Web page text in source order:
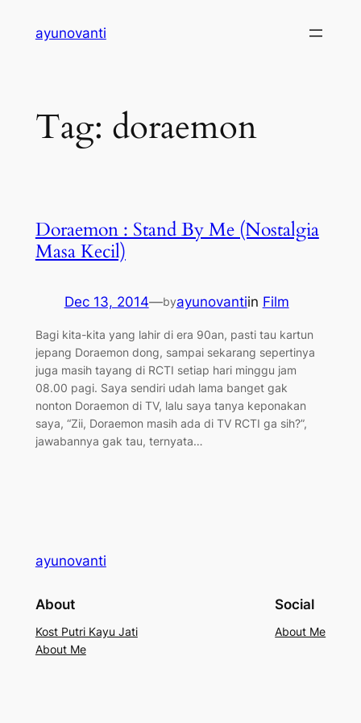
ayunovanti
Tag: doraemon
Doraemon : Stand By Me (Nostalgia
Masa Kecil)
Dec 13, 2014—byayunovantiin Film
Bagi kita-kita yang lahir di era 90an, pasti tau kartun
jepang Doraemon dong, sampai sekarang sepertinya
juga masih tayang di RCTI setiap hari minggu jam
08.00 pagi. Saya sendiri udah lama banget gak
nonton Doraemon di TV, lalu saya tanya keponakan
saya, “Zii, Doraemon masih ada di TV RCTI ga sih?”,
jawabannya gak tau, ternyata…
ayunovanti
About
Kost Putri Kayu Jati
About Me
Social
About Me